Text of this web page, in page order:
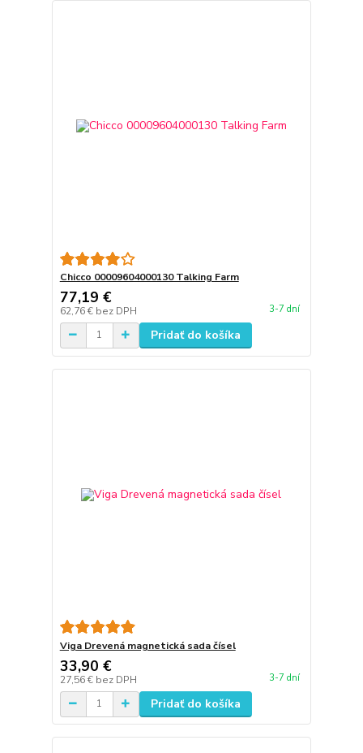
Chicco 00009604000130 Talking Farm
77,19 €
62,76 € bez DPH 3-7 dní
Pridať do košíka
Viga Drevená magnetická sada čísel
33,90 €
27,56 € bez DPH 3-7 dní
Pridať do košíka